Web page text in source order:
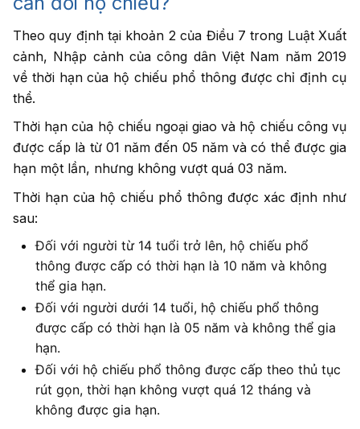
Theo quy định tại khoản 2 của Điều 7 trong Luật Xuất
cảnh, Nhập cảnh của công dân Việt Nam năm 2019
về thời hạn của hộ chiếu phổ thông được chỉ định cụ
thể.
Thời hạn của hộ chiếu ngoại giao và hộ chiếu công vụ
được cấp là từ 01 năm đến 05 năm và có thể được gia
hạn một lần, nhưng không vượt quá 03 năm.
Thời hạn của hộ chiếu phổ thông được xác định như
sau:
Đối với người từ 14 tuổi trở lên, hộ chiếu phổ
thông được cấp có thời hạn là 10 năm và không
thể gia hạn.
Đối với người dưới 14 tuổi, hộ chiếu phổ thông
được cấp có thời hạn là 05 năm và không thể gia
hạn.
Đối với hộ chiếu phổ thông được cấp theo thủ tục
rút gọn, thời hạn không vượt quá 12 tháng và
không được gia hạn.